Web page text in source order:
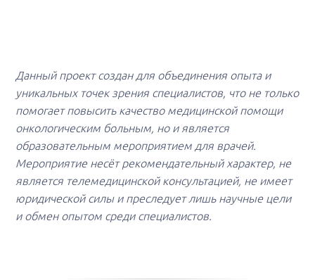
Данный проект создан для объединения опыта и
уникальных точек зрения специалистов, что не только
помогает повысить качество медицинской помощи
онкологическим больным, но и является
образовательным мероприятием для врачей.
Мероприятие несёт рекомендательный характер, не
является телемедицинской консультацией, не имеет
юридической силы и преследует лишь научные цели
и обмен опытом среди специалистов.